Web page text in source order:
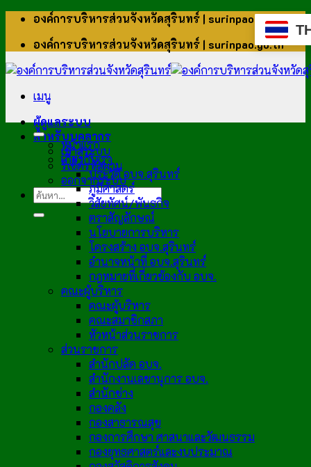
ข้าม
เนื้อหา
องค์การบริหารส่วนจังหวัดสุรินทร์ | surinpao.go.th
องค์การบริหารส่วนจังหวัดสุรินทร์ | surinpao.go.th
เมนู
ผู้ดูแลระบบ
สำหรับบุคลากร
เข้าสู่ระบบ
รีเซ็ตรหัสผ่าน
ออกจากระบบ
หน้าแรก
เกี่ยวกับเรา
ประวัติ อบจ.สุรินทร์
ภูมิศาสตร์
วิสัยทัศน์/พันธกิจ
ตราสัญลักษณ์
นโยบายการบริหาร
โครงสร้าง อบจ.สุรินทร์
อำนาจหน้าที่ อบจ.สุรินทร์
กฎหมายที่เกี่ยวข้องกับ อบจ.
คณะผู้บริหาร
คณะผู้บริหาร
คณะสมาชิกสภา
หัวหน้าส่วนราชการ
ส่วนราชการ
สำนักปลัด อบจ.
สำนักงานเลขานุการ อบจ.
สำนักช่าง
กองคลัง
กองสาธารณสุข
กองการศึกษา ศาสนาและวัฒนธรรม
กองยุทธศาสตร์และงบประมาณ